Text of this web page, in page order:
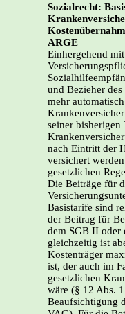
Sozialrecht:
ARGE
Einhergehend
und Bezieher
mehr
seiner
nach Eintritt der
versichert
gesetzlichen
Die Beiträge für
Basistarife sind
der Beitrag für
dem SGB II oder
gleichzeitig ist
Kostenträger
ist, der auch im
gesetzlichen
wäre (§ 12 Abs.
Beaufsichtigung